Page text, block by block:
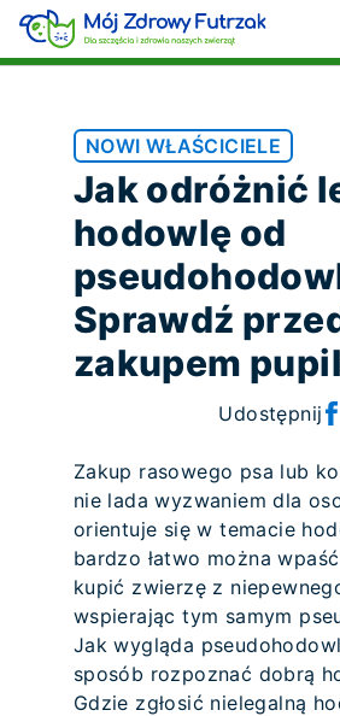
NOWI WŁAŚCICIELE
Jak odróżnić
hodowlę od
Sprawdź
zakupem
Udostępnij
Zakup rasowego psa lub
nie lada wyzwaniem dla
orientuje się w temacie
bardzo łatwo można
kupić zwierzę z
wspierając tym samym
Jak wygląda
sposób rozpoznać dobrą
Gdzie zgłosić nielegalną